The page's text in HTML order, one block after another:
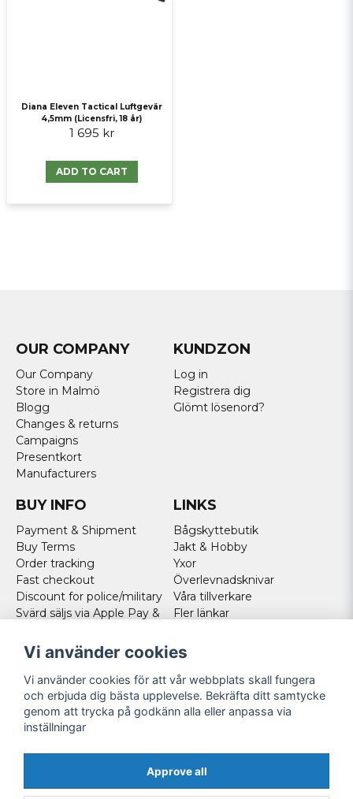
Diana Eleven Tactical Luftgevär
4,5mm (Licensfri, 18 år)
1 695 kr
ADD TO CART
OUR COMPANY
Our Company
Store in Malmö
Blogg
Changes & returns
Campaigns
Presentkort
Manufacturers
KUNDZON
Log in
Registrera dig
Glömt lösenord?
BUY INFO
Payment & Shipment
Buy Terms
Order tracking
Fast checkout
Discount for police/military
Svärd säljs via Apple Pay &
Norweigan customers
Cookies
LINKS
Bågskyttebutik
Jakt & Hobby
Yxor
Överlevnadsknivar
Våra tillverkare
Fler länkar
FOLLOW US
Facebook
Instagram
Youtube
Vi använder cookies
Vi använder cookies för att vår webbplats skall fungera
och erbjuda dig bästa upplevelse. Bekräfta ditt samtycke
genom att trycka på godkänn alla eller anpassa via
inställningar
Approve all